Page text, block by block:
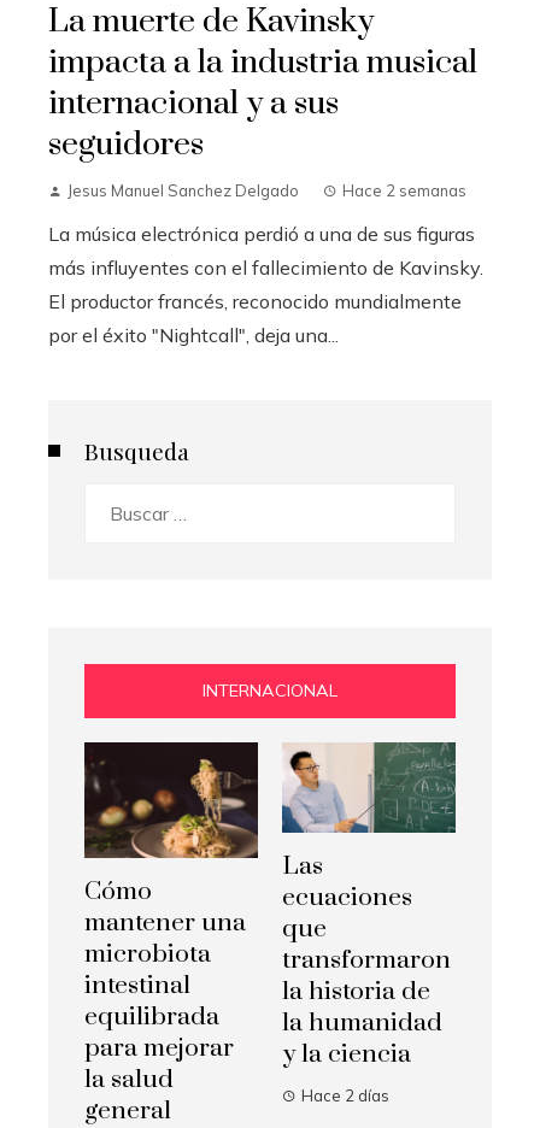
La muerte de Kavinsky
impacta a la industria musical
internacional y a sus
seguidores
Jesus Manuel Sanchez Delgado Hace 2 semanas
La música electrónica perdió a una de sus figuras
más influyentes con el fallecimiento de Kavinsky.
El productor francés, reconocido mundialmente
por el éxito "Nightcall", deja una...
Busqueda
INTERNACIONAL
Cómo
mantener una
microbiota
intestinal
equilibrada
para mejorar
la salud
general
Las
ecuaciones
que
transformaron
la historia de
la humanidad
y la ciencia
Hace 2 días